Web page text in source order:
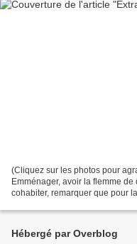
(Cliquez sur les photos pour
Emménager, avoir la flemme
cohabiter, remarquer que pour
Hébergé par Overblog